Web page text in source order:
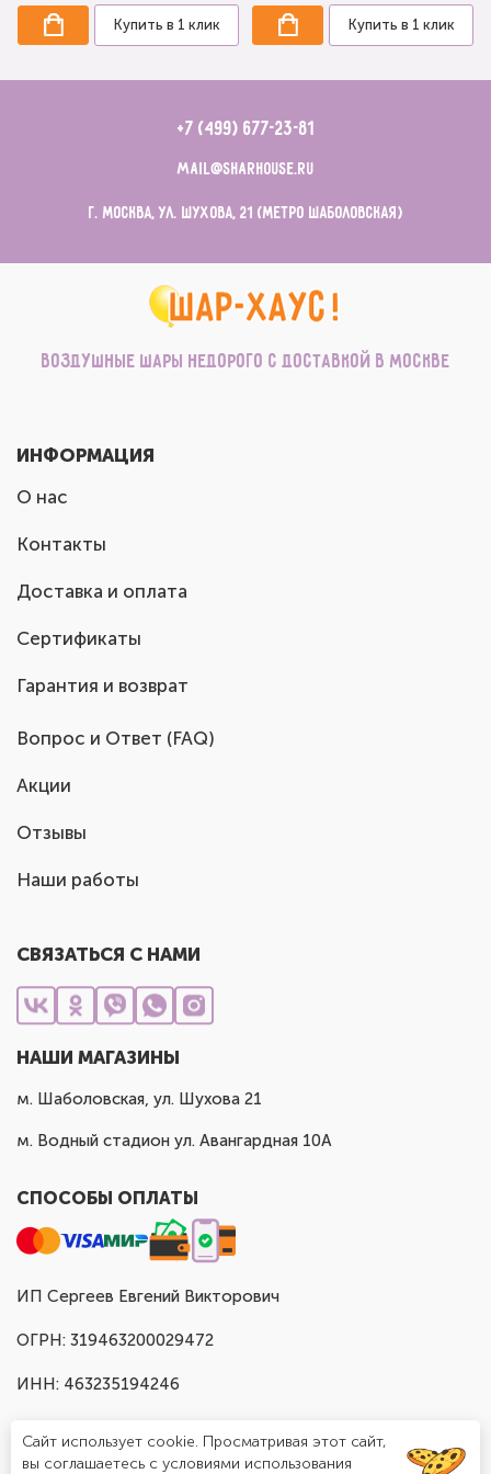
Купить в 1 клик Купить в 1 клик
+7 (499) 677-23-81
mail@sharhouse.ru
г. Москва, ул. Шухова, 21 (метро Шаболовская)
Воздушные шары недорого с доставкой в Москве
ИНФОРМАЦИЯ
О нас
Контакты
Доставка и оплата
Сертификаты
Гарантия и возврат
Вопрос и Ответ (FAQ)
Акции
Отзывы
Наши работы
СВЯЗАТЬСЯ С НАМИ
НАШИ МАГАЗИНЫ
м. Шаболовская, ул. Шухова 21
м. Водный стадион ул. Авангардная 10А
СПОСОБЫ ОПЛАТЫ
ИП Сергеев Евгений Викторович
ОГРН: 319463200029472
ИНН: 463235194246
Сайт использует cookie. Просматривая этот сайт,
вы соглашаетесь с условиями использования